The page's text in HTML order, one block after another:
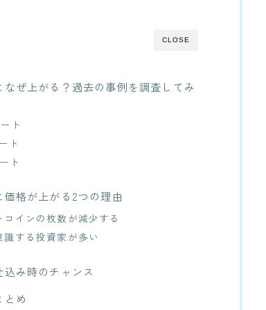
CLOSE
ぜ上がる？過去の事例を調査してみ
ト
ト
ト
格が上がる2つの理由
インの枚数が減少する
する投資家が多い
み時のチャンス
め